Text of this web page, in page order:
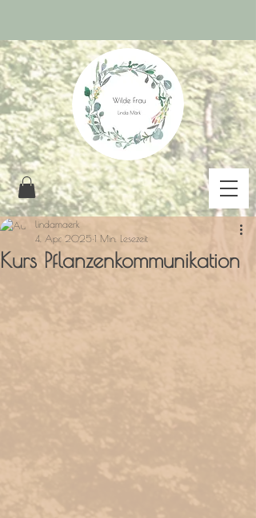
Kurs Pflanzenkommunikation
lindamaerk
4. Apr. 2025 1 Min. Lesezeit